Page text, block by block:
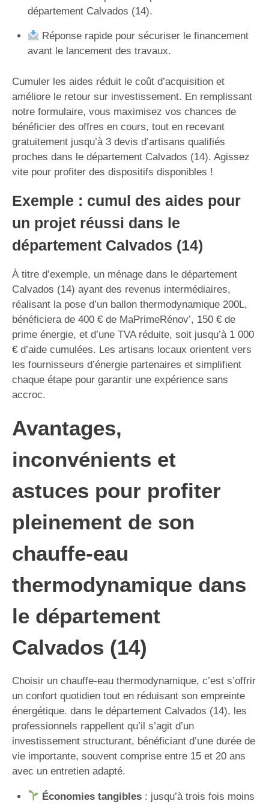
département Calvados (14).
Réponse rapide pour sécuriser le financement
avant le lancement des travaux.
Cumuler les aides réduit le coût d’acquisition et
améliore le retour sur investissement. En remplissant
notre formulaire, vous maximisez vos chances de
bénéficier des offres en cours, tout en recevant
gratuitement jusqu’à 3 devis d’artisans qualifiés
proches dans le département Calvados (14). Agissez
vite pour profiter des dispositifs disponibles !
Exemple : cumul des aides pour
un projet réussi dans le
département Calvados (14)
À titre d’exemple, un ménage dans le département
Calvados (14) ayant des revenus intermédiaires,
réalisant la pose d’un ballon thermodynamique 200L,
bénéficiera de 400 € de MaPrimeRénov’, 150 € de
prime énergie, et d’une TVA réduite, soit jusqu’à 1 000
€ d’aide cumulées. Les artisans locaux orientent vers
les fournisseurs d’énergie partenaires et simplifient
chaque étape pour garantir une expérience sans
accroc.
Avantages,
inconvénients et
astuces pour profiter
pleinement de son
chauffe-eau
thermodynamique dans
le département
Calvados (14)
Choisir un chauffe-eau thermodynamique, c’est s’offrir
un confort quotidien tout en réduisant son empreinte
énergétique. dans le département Calvados (14), les
professionnels rappellent qu’il s’agit d’un
investissement structurant, bénéficiant d’une durée de
vie importante, souvent comprise entre 15 et 20 ans
avec un entretien adapté.
Économies tangibles: jusqu’à trois fois moins